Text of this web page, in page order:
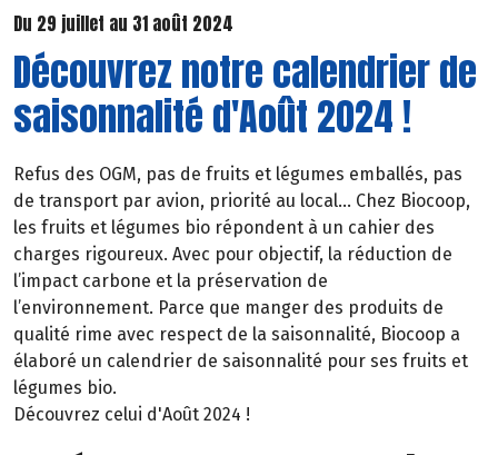
Du 29 juillet au 31 août 2024
Découvrez notre calendrier de
saisonnalité d'Août 2024 !
Refus des OGM, pas de fruits et légumes emballés, pas
de transport par avion, priorité au local… Chez Biocoop,
les fruits et légumes bio répondent à un cahier des
charges rigoureux. Avec pour objectif, la réduction de
l’impact carbone et la préservation de
l’environnement. Parce que manger des produits de
qualité rime avec respect de la saisonnalité, Biocoop a
élaboré un calendrier de saisonnalité pour ses fruits et
légumes bio.
Découvrez celui d'Août 2024 !